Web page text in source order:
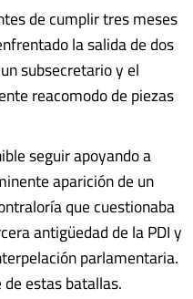
de cumplir tres meses
la salida de dos
subsecretario y el
reacomodo de piezas
seguir apoyando a
aparición de un
que cuestionaba
antigüedad de la PDI y
parlamentaria.
estas batallas.